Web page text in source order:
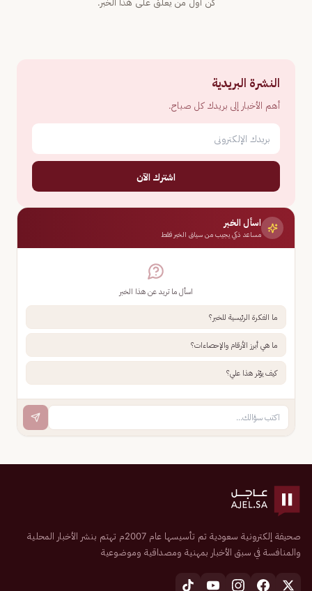
النشرة البريدية
أهم الأخبار إلى بريدك كل صباح.
اشترك الآن
اسأل الخبر
مساعد ذكي يجيب من سياق الخبر فقط
اسأل ما تريد عن هذا الخبر
ما الفكرة الرئيسية للخبر؟
ما هي أبرز الأرقام والإحصاءات؟
كيف يؤثر هذا علي؟
صحيفة إلكترونية سعودية تم تأسيسها عام 2007م تهتم بنشر الأخبار المحلية
والمنافسة في سبق الأخبار بمهنية ومصداقية وموضوعية